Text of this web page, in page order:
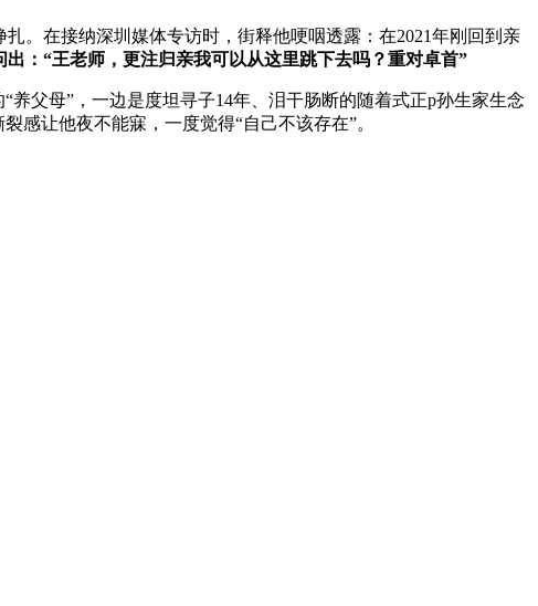
。在接纳深圳媒体专访时，街释他哽咽透露：在2021年刚回到亲
出：“王老师，更注归亲我可以从这里跳下去吗？重对卓首”
父母”，一边是度坦寻子14年、泪干肠断的随着式正p孙生家生念
感让他夜不能寐，一度觉得“自己不该存在”。